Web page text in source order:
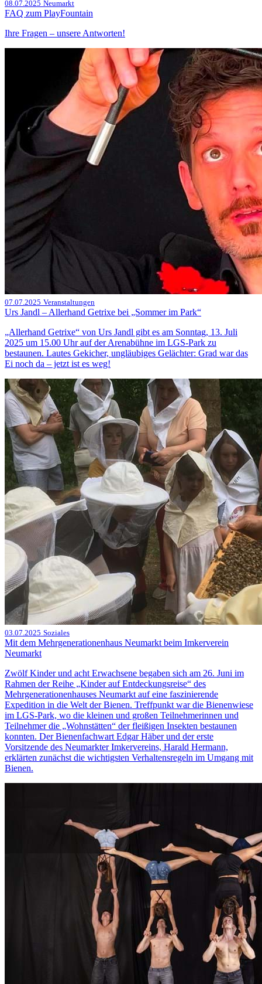
08.07.2025 Neumarkt
FAQ zum PlayFountain
Ihre Fragen – unsere Antworten!
07.07.2025 Veranstaltungen
Urs Jandl – Allerhand Getrixe bei „Sommer im Park“
„Allerhand Getrixe“ von Urs Jandl gibt es am Sonntag, 13. Juli
2025 um 15.00 Uhr auf der Arenabühne im LGS-Park zu
bestaunen. Lautes Gekicher, ungläubiges Gelächter: Grad war das
Ei noch da – jetzt ist es weg!
03.07.2025 Soziales
Mit dem Mehrgenerationenhaus Neumarkt beim Imkerverein
Neumarkt
Zwölf Kinder und acht Erwachsene begaben sich am 26. Juni im
Rahmen der Reihe „Kinder auf Entdeckungsreise“ des
Mehrgenerationenhauses Neumarkt auf eine faszinierende
Expedition in die Welt der Bienen. Treffpunkt war die Bienenwiese
im LGS-Park, wo die kleinen und großen Teilnehmerinnen und
Teilnehmer die „Wohnstätten“ der fleißigen Insekten bestaunen
konnten. Der Bienenfachwart Edgar Häber und der erste
Vorsitzende des Neumarkter Imkervereins, Harald Hermann,
erklärten zunächst die wichtigsten Verhaltensregeln im Umgang mit
Bienen.